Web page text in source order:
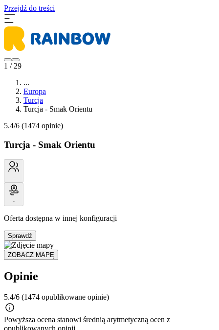
Przejdź do treści
1 / 29
...
Europa
Turcja
Turcja - Smak Orientu
5.4/6 (1474 opinie)
Turcja - Smak Orientu
-
-
Oferta dostępna w innej konfiguracji
Sprawdź
ZOBACZ MAPĘ
Opinie
5.4/6 (1474 opublikowane opinie)
Powyższa ocena stanowi średnią arytmetyczną ocen z